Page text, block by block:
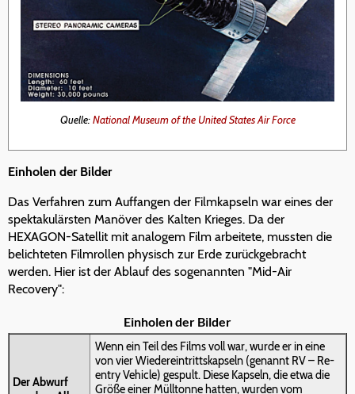
Quelle:National Museum of the United States Air Force
Einholen der Bilder
Das Verfahren zum Auffangen der Filmkapseln war eines der
spektakulärsten Manöver des Kalten Krieges. Da der
HEXAGON-Satellit mit analogem Film arbeitete, mussten die
belichteten Filmrollen physisch zur Erde zurückgebracht
werden. Hier ist der Ablauf des sogenannten "Mid-Air
Recovery":
Einholen der Bilder
Der Abwurf
Wenn ein Teil des Films voll war, wurde er in eine
von vier Wiedereintrittskapseln (genannt RV – Re-
entry Vehicle) gespult. Diese Kapseln, die etwa die
Größe einer Mülltonne hatten, wurden vom